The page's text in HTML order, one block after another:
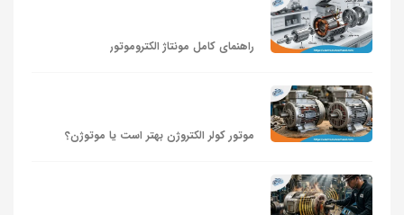
راهنمای کامل مونتاژ الکتروموتور
موتور کولر الکتروژن بهتر است یا موتوژن؟